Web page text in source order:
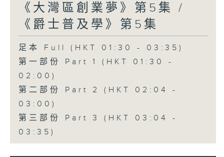
《大灣區創業夢》第5集 /
《爵士普及學》第5集
足本 Full (HKT 01:30 - 03:35)
第一部份 Part 1 (HKT 01:30 -
02:00)
第二部份 Part 2 (HKT 02:04 -
03:00)
第三部份 Part 3 (HKT 03:04 -
03:35)